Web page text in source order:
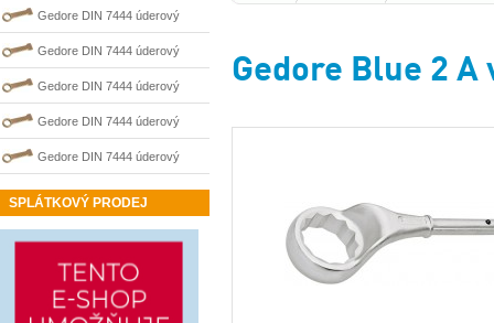
Gedore DIN 7444 úderový
nejiskřivý plochý (palcový) klíč
0100209S
Gedore DIN 7444 úderový
nejiskřivý plochý (palcový) klíč
0100205S
Gedore DIN 7444 úderový
nejiskřivý plochý (palcový) klíč
0100210S
Gedore DIN 7444 úderový
nejiskřivý plochý (palcový) klíč
0100206S
Gedore DIN 7444 úderový
nejiskřivý plochý (palcový) klíč
SPLÁTKOVÝ PRODEJ
Gedore Blue 2